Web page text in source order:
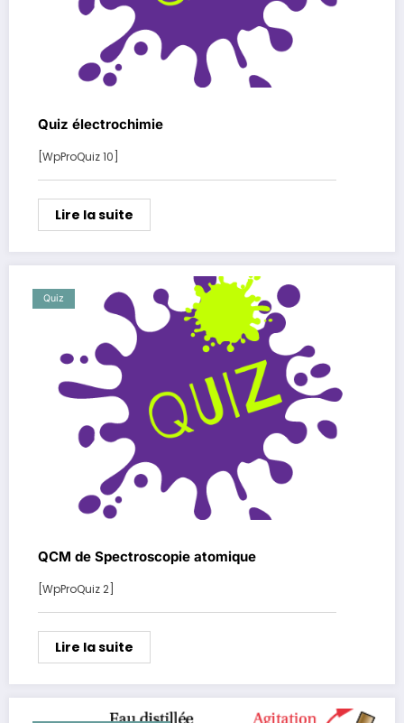
Quiz électrochimie
[WpProQuiz 10]
Lire la suite
Quiz
QCM de Spectroscopie atomique
[WpProQuiz 2]
Lire la suite